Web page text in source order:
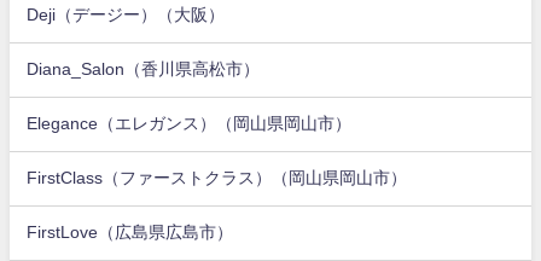
Deji（デージー）（大阪）
Diana_Salon（香川県高松市）
Elegance（エレガンス）（岡山県岡山市）
FirstClass（ファーストクラス）（岡山県岡山市）
FirstLove（広島県広島市）